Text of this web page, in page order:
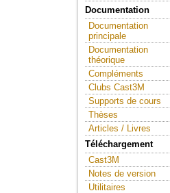
Documentation
Documentation
principale
Documentation
théorique
Compléments
Clubs Cast3M
Supports de cours
Thèses
Articles / Livres
Téléchargement
Cast3M
Notes de version
Utilitaires